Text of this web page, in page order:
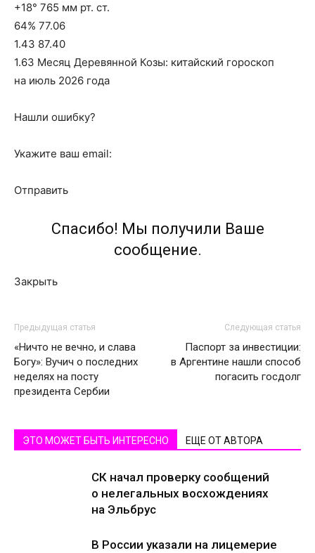
+18° 765 мм рт. ст.
64% 77.06
1.43 87.40
1.63 Месяц Деревянной Козы: китайский гороскоп
на июль 2026 года
Нашли ошибку?
Укажите ваш email:
Отправить
Спасибо! Мы получили Ваше
сообщение.
Закрыть
Предыдущая статья
«Ничто не вечно, и слава
Богу»: Вучич о последних
неделях на посту
президента Сербии
Следующая статья
Паспорт за инвестиции:
в Аргентине нашли способ
погасить госдолг
ЭТО МОЖЕТ БЫТЬ ИНТЕРЕСНО ЕЩЕ ОТ АВТОРА
СК начал проверку сообщений
о нелегальных восхождениях
на Эльбрус
В России указали на лицемерие